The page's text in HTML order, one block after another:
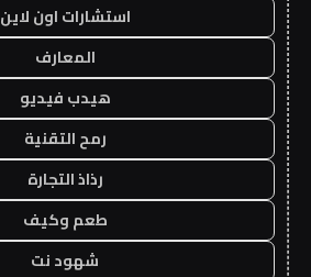
استشارات اون لاين
المعارف
هيدب فيديو
رمح التقنية
رذاذ التجارة
طعم وكيف
شهود نت